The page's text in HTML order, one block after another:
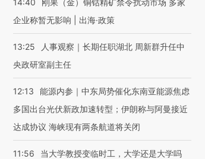
14:40
刚果（金）铜钴精矿禁令扰动市场 多家
企业称暂无影响 | 出海·政策
13:25
人事观察｜长期任职湖北 周新群升任中
央政研室副主任
12:13
能源内参｜中东局势催化东南亚能源焦虑
多国出台光伏新政加速转型；伊朗称与阿曼接近
达成协议 海峡现有两条航道将关闭
11:56 当大学教授变临时工，大学还是大学吗